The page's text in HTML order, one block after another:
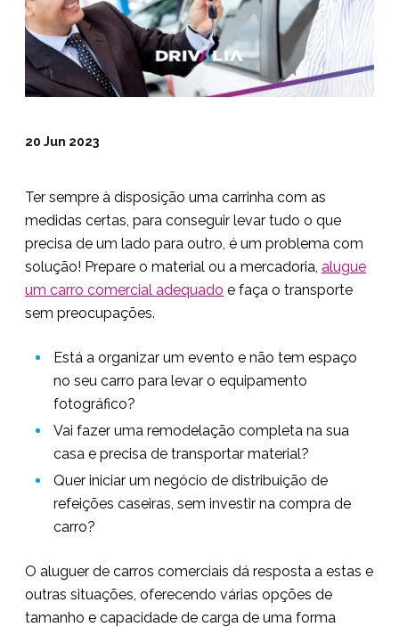
20 Jun 2023
Ter sempre à disposição uma carrinha com as
medidas certas, para conseguir levar tudo o que
precisa de um lado para outro, é um problema com
solução! Prepare o material ou a mercadoria, alugue
um carro comercial adequado e faça o transporte
sem preocupações.
Está a organizar um evento e não tem espaço
no seu carro para levar o equipamento
fotográfico?
Vai fazer uma remodelação completa na sua
casa e precisa de transportar material?
Quer iniciar um negócio de distribuição de
refeições caseiras, sem investir na compra de
carro?
O aluguer de carros comerciais dá resposta a estas e
outras situações, oferecendo várias opções de
tamanho e capacidade de carga de uma forma